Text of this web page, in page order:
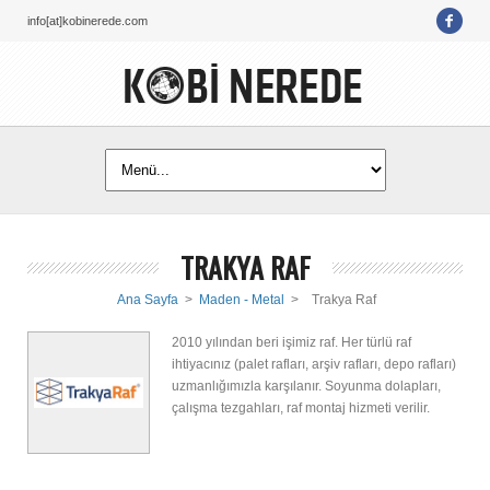
info[at]kobinerede.com
TRAKYA RAF
Ana Sayfa > Maden - Metal > Trakya Raf
2010 yılından beri işimiz raf. Her türlü raf
ihtiyacınız (palet rafları, arşiv rafları, depo rafları)
uzmanlığımızla karşılanır. Soyunma dolapları,
çalışma tezgahları, raf montaj hizmeti verilir.